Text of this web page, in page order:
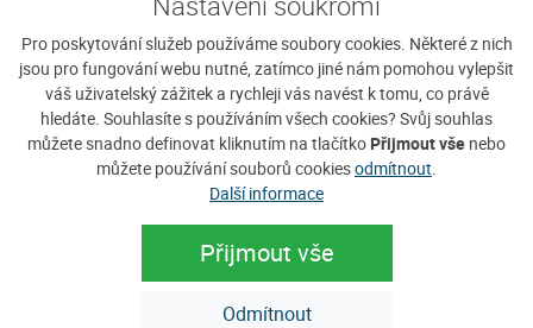
Pro poskytování služeb používáme soubory cookies. Některé z nich
jsou pro fungování webu nutné, zatímco jiné nám pomohou vylepšit
váš uživatelský zážitek a rychleji vás navést k tomu, co právě
hledáte. Souhlasíte s používáním všech cookies? Svůj souhlas
můžete snadno definovat kliknutím na tlačítko Přijmout vše nebo
můžete používání souborů cookiesodmítnout
Další informace
Přijmout vše
Odmítnout
zve na tradični oslavu svátku sv. Lucie
na Javorníku, který se koná...